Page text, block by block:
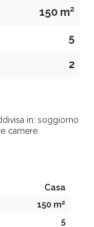
150 m2
5
2
in: soggiorno
camere.
Casa
150 m2
5